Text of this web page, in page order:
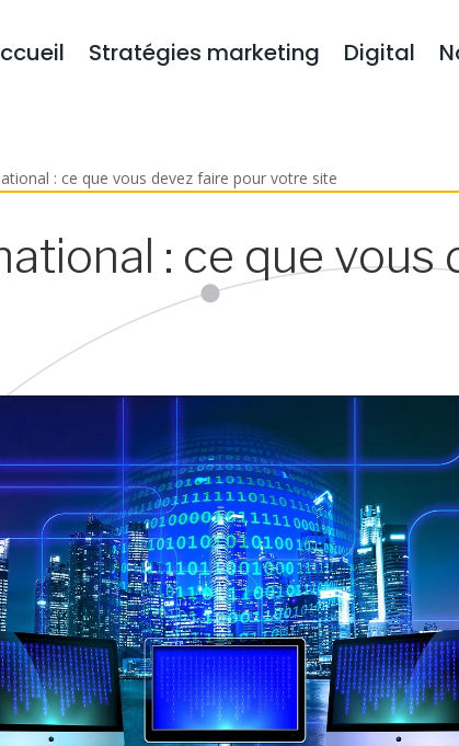
Stratégies marketing Digital
: ce que vous devez faire pour votre site
: ce que